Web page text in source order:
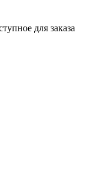
для заказа